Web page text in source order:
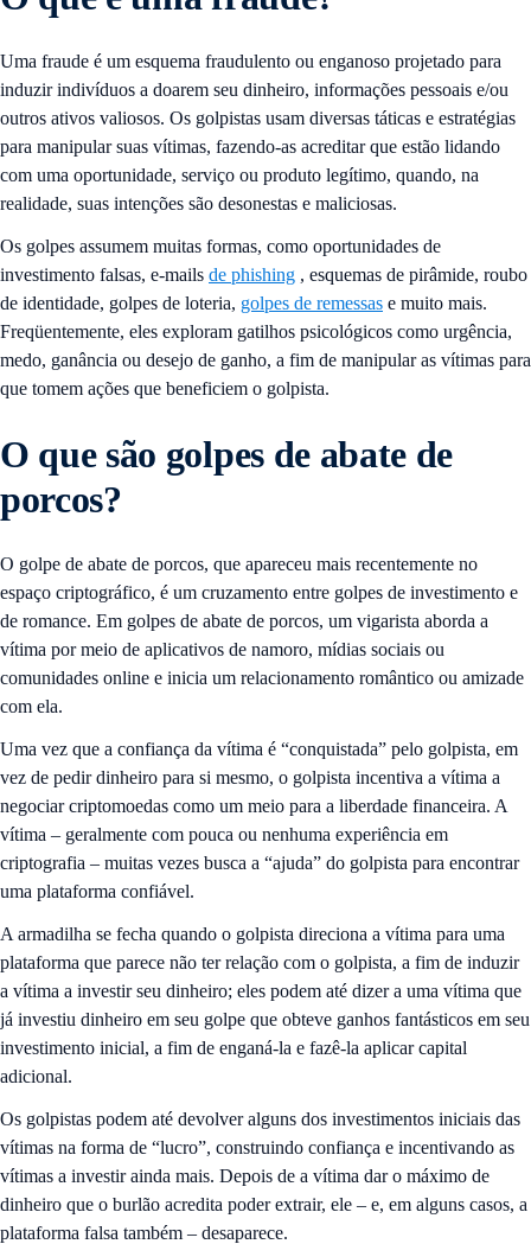
Uma fraude é um esquema fraudulento ou enganoso projetado para
induzir indivíduos a doarem seu dinheiro, informações pessoais e/ou
outros ativos valiosos. Os golpistas usam diversas táticas e estratégias
para manipular suas vítimas, fazendo-as acreditar que estão lidando
com uma oportunidade, serviço ou produto legítimo, quando, na
realidade, suas intenções são desonestas e maliciosas.
Os golpes assumem muitas formas, como oportunidades de
investimento falsas, e-mails de phishing , esquemas de pirâmide, roubo
de identidade, golpes de loteria, golpes de remessas e muito mais.
Freqüentemente, eles exploram gatilhos psicológicos como urgência,
medo, ganância ou desejo de ganho, a fim de manipular as vítimas para
que tomem ações que beneficiem o golpista.
O que são golpes de abate de
porcos?
O golpe de abate de porcos, que apareceu mais recentemente no
espaço criptográfico, é um cruzamento entre golpes de investimento e
de romance. Em golpes de abate de porcos, um vigarista aborda a
vítima por meio de aplicativos de namoro, mídias sociais ou
comunidades online e inicia um relacionamento romântico ou amizade
com ela.
Uma vez que a confiança da vítima é “conquistada” pelo golpista, em
vez de pedir dinheiro para si mesmo, o golpista incentiva a vítima a
negociar criptomoedas como um meio para a liberdade financeira. A
vítima – geralmente com pouca ou nenhuma experiência em
criptografia – muitas vezes busca a “ajuda” do golpista para encontrar
uma plataforma confiável.
A armadilha se fecha quando o golpista direciona a vítima para uma
plataforma que parece não ter relação com o golpista, a fim de induzir
a vítima a investir seu dinheiro; eles podem até dizer a uma vítima que
já investiu dinheiro em seu golpe que obteve ganhos fantásticos em seu
investimento inicial, a fim de enganá-la e fazê-la aplicar capital
adicional.
Os golpistas podem até devolver alguns dos investimentos iniciais das
vítimas na forma de “lucro”, construindo confiança e incentivando as
vítimas a investir ainda mais. Depois de a vítima dar o máximo de
dinheiro que o burlão acredita poder extrair, ele – e, em alguns casos, a
plataforma falsa também – desaparece.